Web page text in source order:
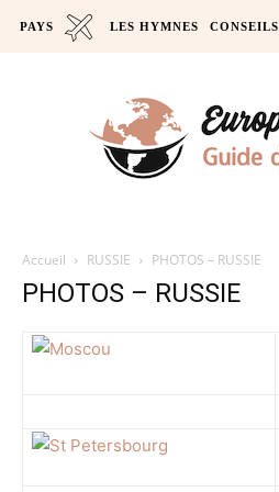
PAYS LES HYMNES CONSEILS
Accueil RUSSIE PHOTOS – RUSSIE
PHOTOS – RUSSIE